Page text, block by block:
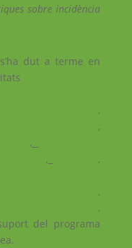
sobre incidència
dut a terme en
,
,
,
,
,
,
,
del programa